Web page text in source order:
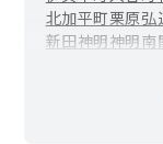
北加平町栗原弘
新田神明神明南
千住